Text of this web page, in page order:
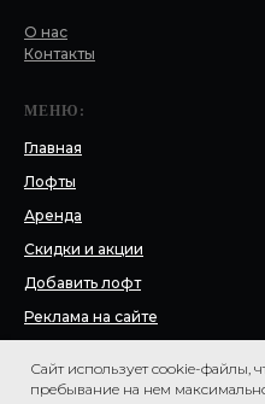
О нас
Контакты
МЕНЮ:
Главная
Лофты
Аренда
Скидки и акции
Добавить лофт
Реклама на сайте
Словарь
Сайт использует cookie-файлы,
пребывание на нем